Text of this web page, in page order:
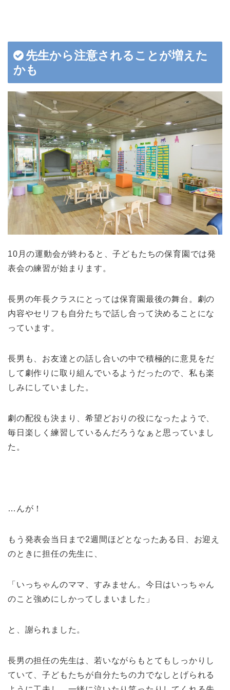
先生から注意されることが増えた
かも
10月の運動会が終わると、子どもたちの保育園では発
表会の練習が始まります。
長男の年長クラスにとっては保育園最後の舞台。劇の
内容やセリフも自分たちで話し合って決めることにな
っています。
長男も、お友達との話し合いの中で積極的に意見をだ
して劇作りに取り組んでいるようだったので、私も楽
しみにしていました。
劇の配役も決まり、希望どおりの役になったようで、
毎日楽しく練習しているんだろうなぁと思っていまし
た。
…んが！
もう発表会当日まで2週間ほどとなったある日、お迎え
のときに担任の先生に、
「いっちゃんのママ、すみません。今日はいっちゃん
のこと強めにしかってしまいました」
と、謝られました。
長男の担任の先生は、若いながらもとてもしっかりし
ていて、子どもたちが自分たちの力でなしとげられる